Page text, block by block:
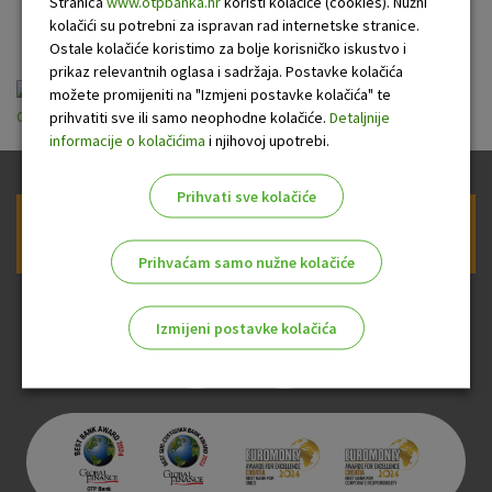
kartice OTP banke
opci_uvjeti_za_izdavanje_i_koristenje_vbe_052018.pdf
kolačići su potrebni za ispravan rad internetske stranice.
Ostale kolačiće koristimo za bolje korisničko iskustvo i
prikaz relevantnih oglasa i sadržaja. Postavke kolačića
možete promijeniti na "Izmjeni postavke kolačića" te
prihvatiti sve ili samo neophodne kolačiće. Detaljnije
informacije o kolačićima i njihovoj upotrebi.
Prihvati sve kolačiće
Prihvaćam samo nužne kolačiće
Izmijeni postavke kolačića